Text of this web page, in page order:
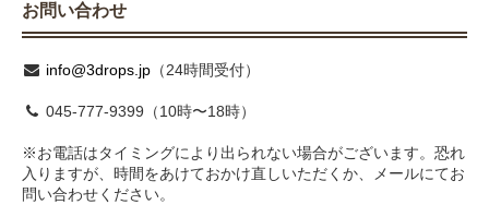
お問い合わせ
info@3drops.jp （24時間受付）
045-777-9399（10時〜18時）
※お電話はタイミングにより出られない場合がございます。恐れ
入りますが、時間をあけておかけ直しいただくか、メールにてお
問い合わせください。